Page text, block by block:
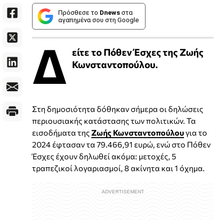
Πρόσθεσε το Dnews στα
αγαπημένα σου στη Google
Δ είτε το Πόθεν Έσχες της Ζωής
Κωνσταντοπούλου.
Στη δημοσιότητα δόθηκαν σήμερα οι δηλώσεις
περιουσιακής κατάστασης των πολιτικών. Τα
εισοδήματα της Ζωής Κωνσταντοπούλουγια το
2024 έφτασαν τα 79.466,91 ευρώ, ενώ στο Πόθεν
Έσχες έχουν δηλωθεί ακόμα: μετοχές, 5
τραπεζικοί λογαριασμοί, 8 ακίνητα και 1 όχημα.